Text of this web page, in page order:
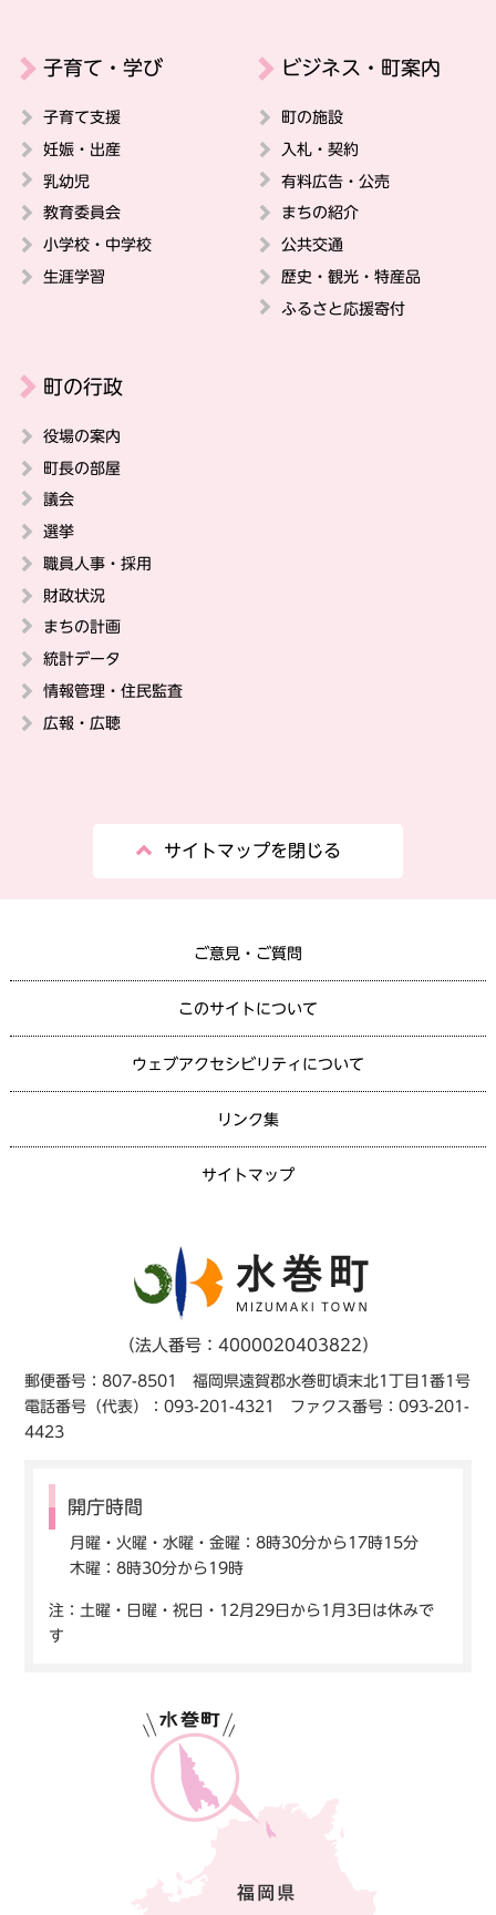
子育て・学び
子育て支援
妊娠・出産
乳幼児
教育委員会
小学校・中学校
生涯学習
ビジネス・町案内
町の施設
入札・契約
有料広告・公売
まちの紹介
公共交通
歴史・観光・特産品
ふるさと応援寄付
町の行政
役場の案内
町長の部屋
議会
選挙
職員人事・採用
財政状況
まちの計画
統計データ
情報管理・住民監査
広報・広聴
サイトマップを閉じる
ご意見・ご質問
このサイトについて
ウェブアクセシビリティについて
リンク集
サイトマップ
（法人番号：4000020403822）
郵便番号：807-8501 福岡県遠賀郡水巻町頃末北1丁目1番1号
電話番号（代表）：093-201-4321 ファクス番号：093-201-
4423
開庁時間
月曜・火曜・水曜・金曜：8時30分から17時15分
木曜：8時30分から19時
注：土曜・日曜・祝日・12月29日から1月3日は休みで
す